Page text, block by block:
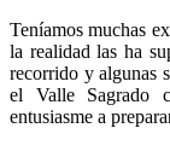
Teníamos muchas
la realidad las ha
recorrido y algunas
el Valle Sagrado
entusiasme a